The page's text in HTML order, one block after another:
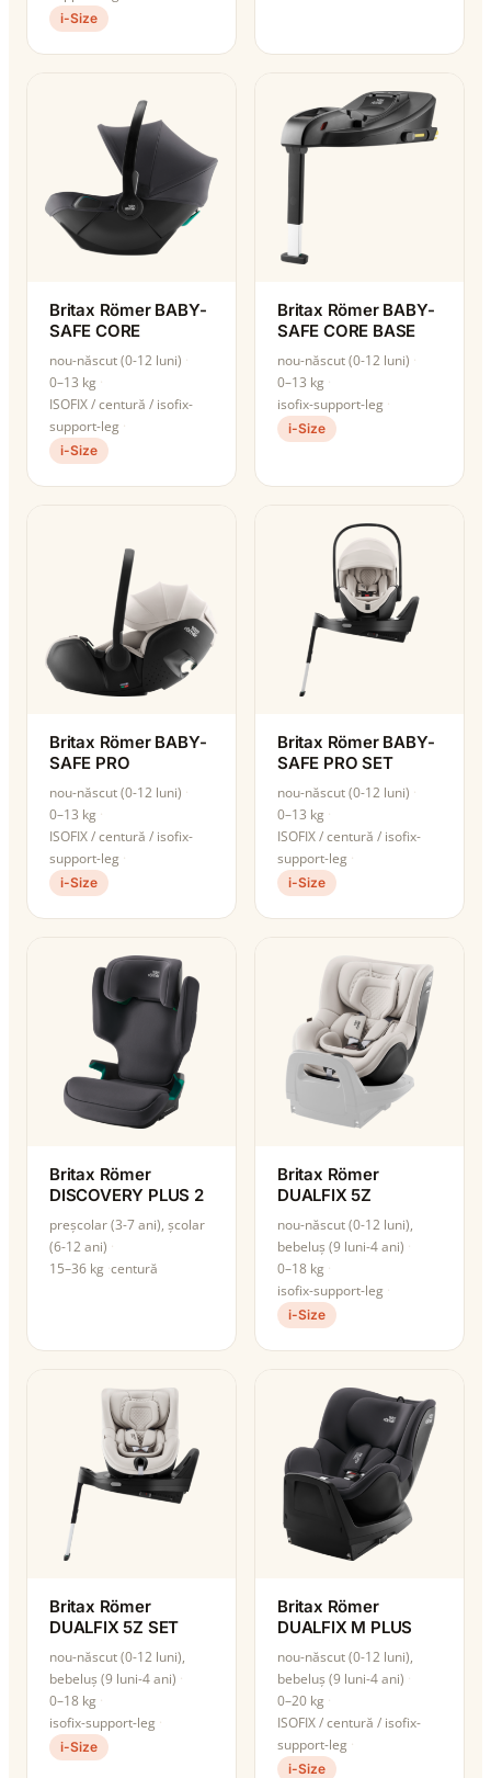
i-Size
Britax Römer BABY-
SAFE CORE
nou-născut (0-12 luni)
0–13 kg
ISOFIX / centură / isofix-
support-leg
i-Size
Britax Römer BABY-
SAFE CORE BASE
nou-născut (0-12 luni)
0–13 kg
isofix-support-leg
i-Size
Britax Römer BABY-
SAFE PRO
nou-născut (0-12 luni)
0–13 kg
ISOFIX / centură / isofix-
support-leg
i-Size
Britax Römer BABY-
SAFE PRO SET
nou-născut (0-12 luni)
0–13 kg
ISOFIX / centură / isofix-
support-leg
i-Size
Britax Römer
DISCOVERY PLUS 2
preșcolar (3-7 ani), școlar
(6-12 ani)
15–36 kg centură
Britax Römer
DUALFIX 5Z
nou-născut (0-12 luni),
bebeluș (9 luni-4 ani)
0–18 kg
isofix-support-leg
i-Size
Britax Römer
DUALFIX 5Z SET
nou-născut (0-12 luni),
bebeluș (9 luni-4 ani)
0–18 kg
isofix-support-leg
i-Size
Britax Römer
DUALFIX M PLUS
nou-născut (0-12 luni),
bebeluș (9 luni-4 ani)
0–20 kg
ISOFIX / centură / isofix-
support-leg
i-Size